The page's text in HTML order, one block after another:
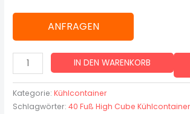
ANFRAGEN
IN DEN WARENKORB
Kategorie:Kühlcontainer
Schlagwörter:40 Fuß High Cube